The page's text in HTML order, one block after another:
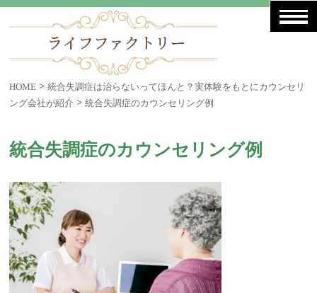
HOME >統合失調症は治らないってほんと？実体験をもとにカウンセリ
ング会社が紹介 >統合失調症のカウンセリング例
統合失調症のカウンセリング例